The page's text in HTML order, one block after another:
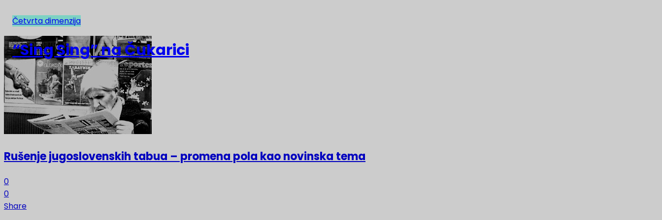
NAJNOVIJE
Rušenje jugoslovenskih tabua – promena pola kao novinska tema
0
0
Share
Četvrta dimenzija
“Sing Sing” na Čukarici